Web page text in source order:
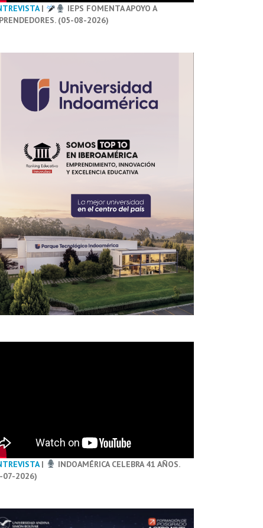
|
IEPS FOMENTA APOYO A
(05-08-2026)
|
INDOAMÉRICA CELEBRA 41 AÑOS.
07-2026)